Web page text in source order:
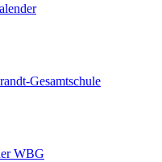
Gesamtschule
WBG